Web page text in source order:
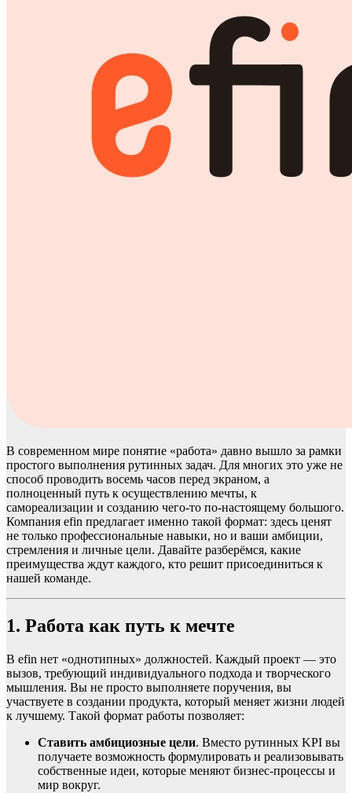
В современном мире понятие «работа» давно вышло за рамки
простого выполнения рутинных задач. Для многих это уже не
способ проводить восемь часов перед экраном, а
полноценный путь к осуществлению мечты, к
самореализации и созданию чего-то по-настоящему большого.
Компания efin предлагает именно такой формат: здесь ценят
не только профессиональные навыки, но и ваши амбиции,
стремления и личные цели. Давайте разберёмся, какие
преимущества ждут каждого, кто решит присоединиться к
нашей команде.
1. Работа как путь к мечте
В efin нет «однотипных» должностей. Каждый проект — это
вызов, требующий индивидуального подхода и творческого
мышления. Вы не просто выполняете поручения, вы
участвуете в создании продукта, который меняет жизни людей
к лучшему. Такой формат работы позволяет:
Ставить амбициозные цели. Вместо рутинных KPI вы
получаете возможность формулировать и реализовывать
собственные идеи, которые меняют бизнес-процессы и
мир вокруг.